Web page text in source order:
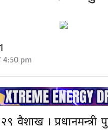
4:50 pm
वैशाख । प्रधानमन्त्री